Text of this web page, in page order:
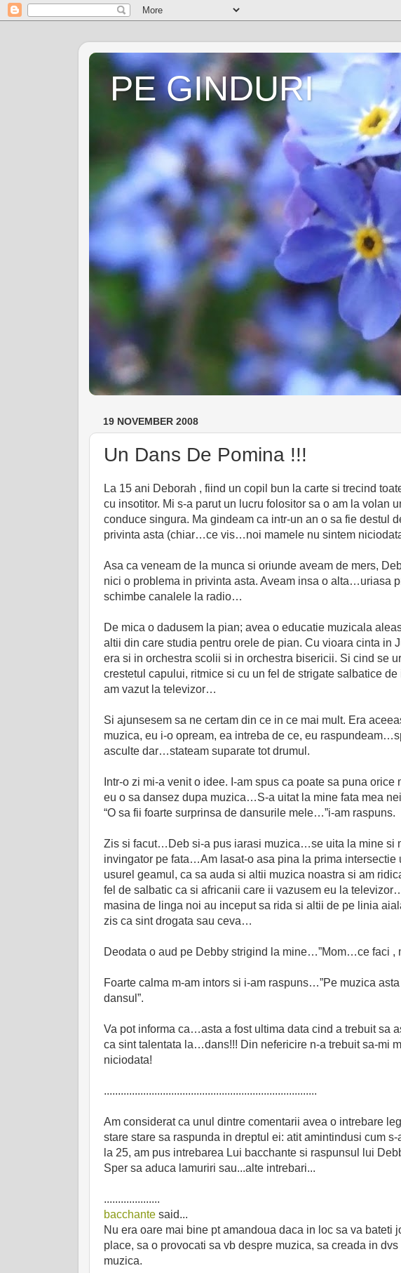
PE GINDURI
19 NOVEMBER 2008
Un Dans De Pomina !!!
La 15 ani Deborah , fiind un copil bun la carte si trecind
cu insotitor. Mi s-a parut un lucru folositor sa o am la volan
conduce singura. Ma gindeam ca intr-un an o sa fie destul
privinta asta (chiar…ce vis…noi mamele nu sintem
Asa ca veneam de la munca si oriunde aveam de mers,
nici o problema in privinta asta. Aveam insa o alta…uriasa
schimbe canalele la radio…
De mica o dadusem la pian; avea o educatie muzicala
altii din care studia pentru orele de pian. Cu vioara cinta in
era si in orchestra scolii si in orchestra bisericii. Si cind se
crestetul capului, ritmice si cu un fel de strigate salbatice
am vazut la televizor…
Si ajunsesem sa ne certam din ce in ce mai mult. Era
muzica, eu i-o opream, ea intreba de ce, eu
asculte dar…stateam suparate tot drumul.
Intr-o zi mi-a venit o idee. I-am spus ca poate sa puna
eu o sa dansez dupa muzica…S-a uitat la mine fata mea
“O sa fii foarte surprinsa de dansurile mele…”i-am raspuns.
Zis si facut…Deb si-a pus iarasi muzica…se uita la mine si
invingator pe fata…Am lasat-o asa pina la prima
usurel geamul, ca sa auda si altii muzica noastra si am
fel de salbatic ca si africanii care ii vazusem eu la
masina de linga noi au inceput sa rida si altii de pe linia
zis ca sint drogata sau ceva…
Deodata o aud pe Debby strigind la mine…”Mom…ce faci ,
Foarte calma m-am intors si i-am raspuns…”Pe muzica
dansul”.
Va pot informa ca…asta a fost ultima data cind a trebuit sa
ca sint talentata la…dans!!! Din nefericire n-a trebuit sa-mi
niciodata!
............................................................................
Am considerat ca unul dintre comentarii avea o intrebare
stare stare sa raspunda in dreptul ei: atit amintindusi cum
la 25, am pus intrebarea Lui bacchante si raspunsul lui
Sper sa aduca lamuriri sau...alte intrebari...
....................
bacchante said...
Nu era oare mai bine pt amandoua daca in loc sa va bateti
place, sa o provocati sa vb despre muzica, sa creada in
muzica.